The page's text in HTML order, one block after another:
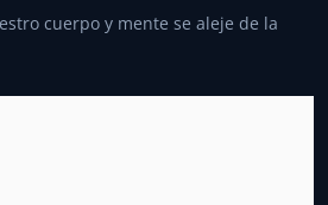
cuerpo y mente se aleje de la